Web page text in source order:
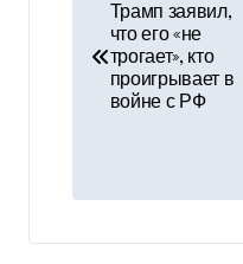
г
а
Трамп заявил,
что его «не
трогает», кто
проигрывает в
войне с РФ